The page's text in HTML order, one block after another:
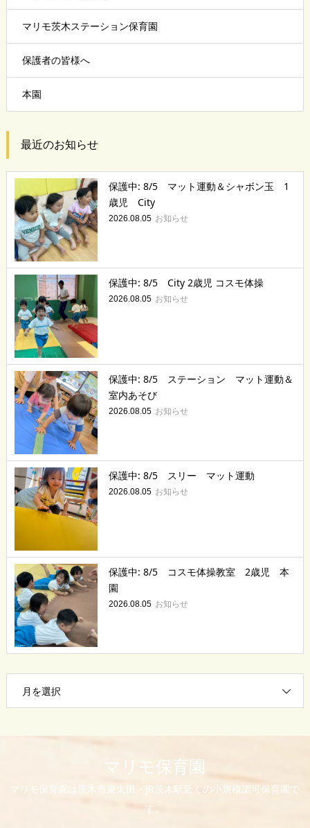
マリモ茨木ステーション保育園
保護者の皆様へ
本園
最近のお知らせ
保護中: 8/5 マット運動＆シャボン玉 1
歳児 City
2026.08.05 お知らせ
保護中: 8/5 City 2歳児 コスモ体操
2026.08.05 お知らせ
保護中: 8/5 ステーション マット運動＆
室内あそび
2026.08.05 お知らせ
保護中: 8/5 スリー マット運動
2026.08.05 お知らせ
保護中: 8/5 コスモ体操教室 2歳児 本
園
2026.08.05 お知らせ
月を選択
マリモ保育園
マリモ保育園は茨木市東太田・JR茨木駅近くの小規模認可保育園で
す。